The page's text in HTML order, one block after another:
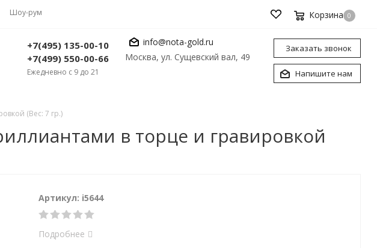
Шоу-рум Корзина 0
+7(495) 135-00-10
+7(499) 550-00-66
Ежедневно с 9 до 21
info@nota-gold.ru
Москва, ул. Сущевский вал, 49
Заказать звонок
Напишите нам
(Вес: 7 гр.)
в торце и гравировкой
Артикул: i5644
Подробнее